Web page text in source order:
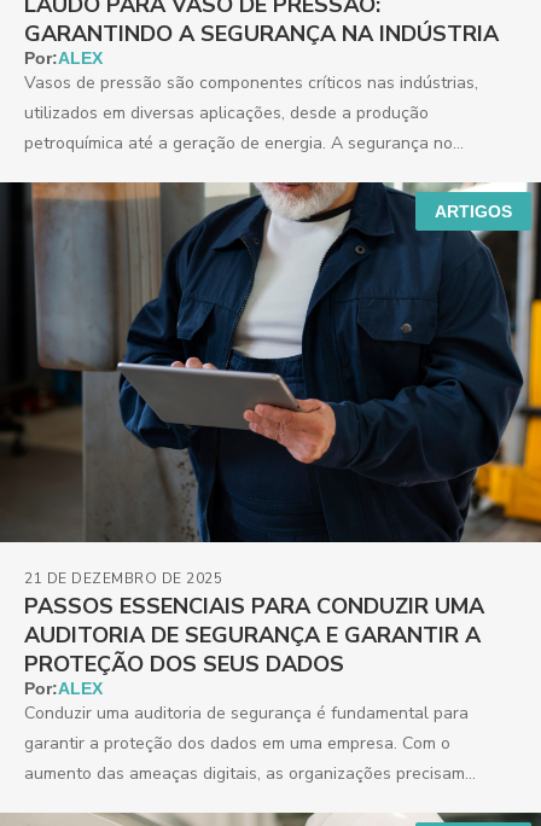
GARANTINDO A SEGURANÇA NA INDÚSTRIA
Por:ALEX
Vasos de pressão são componentes críticos nas indústrias,
utilizados em diversas aplicações, desde a produção
petroquímica até a geração de energia. A segurança no
ARTIGOS
PASSOS ESSENCIAIS PARA CONDUZIR UMA
AUDITORIA DE SEGURANÇA E GARANTIR A
PROTEÇÃO DOS SEUS DADOS
21 DE DEZEMBRO DE 2025
Por:ALEX
Conduzir uma auditoria de segurança é fundamental para
garantir a proteção dos dados em uma empresa. Com o
aumento das ameaças digitais, as organizações precisam...